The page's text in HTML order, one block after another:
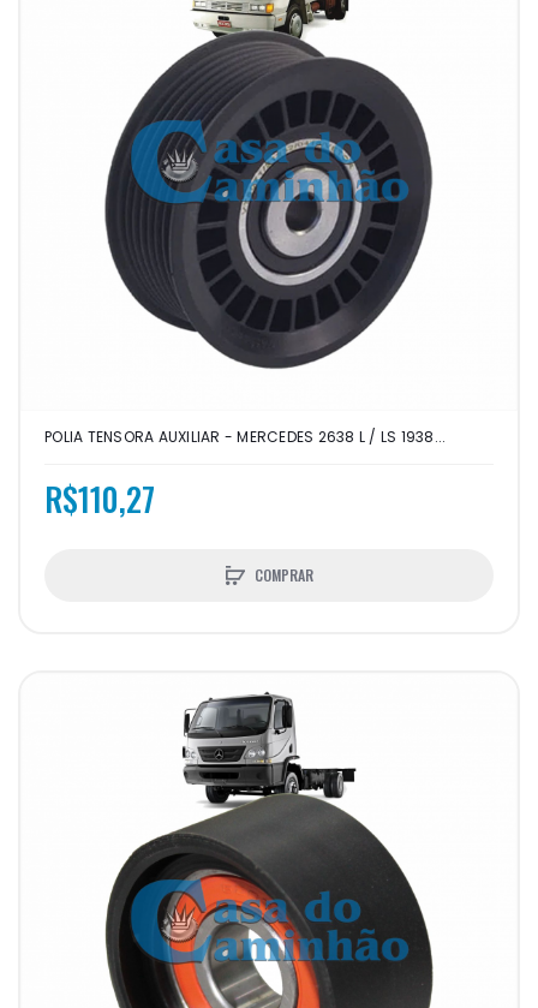
POLIA TENSORA AUXILIAR - MERCEDES 2638 L / LS 1938...
R$110,27
COMPRAR